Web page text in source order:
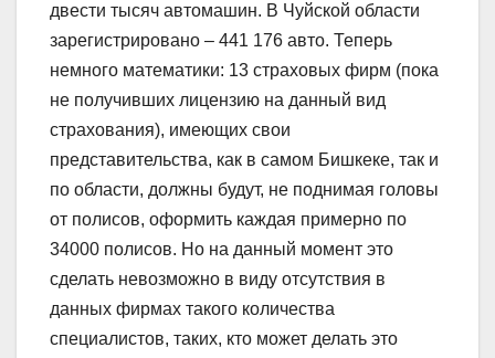
двести тысяч автомашин. В Чуйской области
зарегистрировано – 441 176 авто. Теперь
немного математики: 13 страховых фирм (пока
не получивших лицензию на данный вид
страхования), имеющих свои
представительства, как в самом Бишкеке, так и
по области, должны будут, не поднимая головы
от полисов, оформить каждая примерно по
34000 полисов. Но на данный момент это
сделать невозможно в виду отсутствия в
данных фирмах такого количества
специалистов, таких, кто может делать это